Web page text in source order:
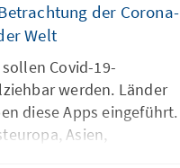
der Corona-
Welt
Covid-19-
werden. Länder
diese Apps eingeführt.
Asien,